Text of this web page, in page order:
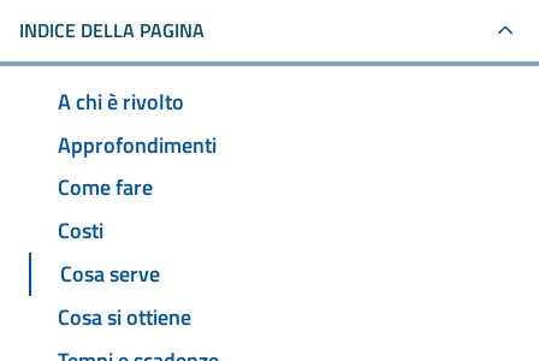
INDICE DELLA PAGINA
A chi è rivolto
Approfondimenti
Come fare
Costi
Cosa serve
Cosa si ottiene